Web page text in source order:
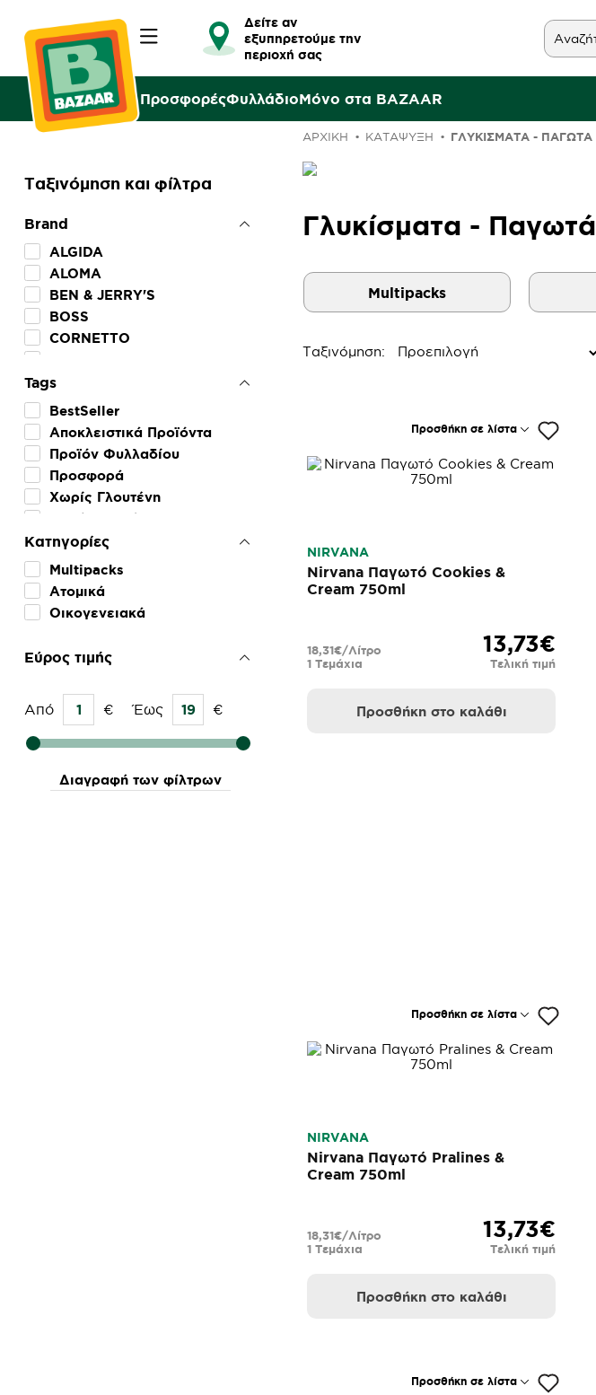
Δείτε αν
εξυπηρετούμε την
περιοχή σας
ΠροσφορέςΦυλλάδιοΜόνο στα BAZAAR
Ταξινόμηση και φίλτρα
Tags
BestSeller
Αποκλειστικά Προϊόντα
Προϊόν Φυλλαδίου
Προσφορά
Χωρίς Γλουτένη
Χωρίς Λακτόζη
Κατηγορίες
Multipacks
Ατομικά
Οικογενειακά
Brand
ALGIDA
ALOMA
BEN & JERRY'S
BOSS
CORNETTO
GULLIVER
HOMEMADE
ICE DREAM
ICE DYP
LACTA
LOTUS
MAGIC
MAGNUM
NIRVANA
NUII
NUTELLA
OREO
POLARETTI
SWEET SECRETS
ΕΒΓΑ
ΚΡΙ ΚΡΙ
Εύρος τιμής
Από € Έως €
Διαγραφή των φίλτρων
ΑΡΧΙΚΉ ΚΑΤΑΨΥΞΗ ΓΛΥΚΊΣΜΑΤΑ - ΠΑΓΩΤΆ
Γλυκίσματα - Παγωτά
Multipacks
Ταξινόμηση:
Προσθήκη σε λίστα
NIRVANA
Nirvana Παγωτό Cookies &
Cream 750ml
13,73€
Τελική τιμή
1 Τεμάχια
18,31€/Λίτρο
Προσθήκη στο καλάθι
Προσθήκη σε λίστα
NIRVANA
Nirvana Παγωτό Pralines &
Cream 750ml
13,73€
Τελική τιμή
1 Τεμάχια
18,31€/Λίτρο
Προσθήκη στο καλάθι
Προσθήκη σε λίστα